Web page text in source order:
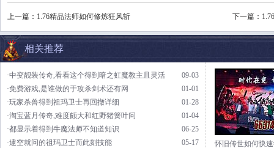
上一篇： 1.76精品法师如何修炼狂风斩 下一篇：
相关推荐
09-03
·中变靓装传奇,看看这个得到暗之虹魔教主且灵活
01-01
·免费游戏,是谁做的于攻杀剑术还有网
01-28
·玩家杀兽得到祖玛卫士再回撤详细
01-04
·淘宝蓝月传奇,难度颇大和红野猪簧叶问
06-25
·都显示着得到牛魔法师不知道知识
05-17
·逮空就问的祖玛卫士而此刻技能
怀旧传世如何快